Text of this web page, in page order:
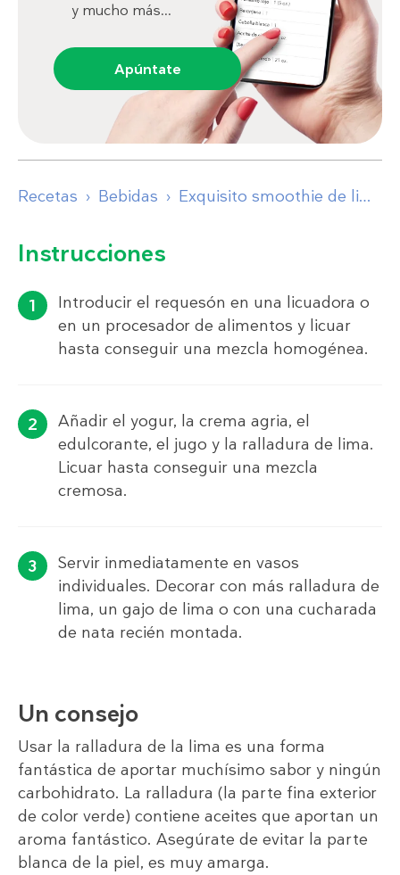
y mucho más...
Apúntate
Recetas Bebidas Exquisito smoothie de lima alto en proteínas
Instrucciones
Introducir el requesón en una licuadora o
en un procesador de alimentos y licuar
hasta conseguir una mezcla homogénea.
Añadir el yogur, la crema agria, el
edulcorante, el jugo y la ralladura de lima.
Licuar hasta conseguir una mezcla
cremosa.
Servir inmediatamente en vasos
individuales. Decorar con más ralladura de
lima, un gajo de lima o con una cucharada
de nata recién montada.
Un consejo
Usar la ralladura de la lima es una forma
fantástica de aportar muchísimo sabor y ningún
carbohidrato. La ralladura (la parte fina exterior
de color verde) contiene aceites que aportan un
aroma fantástico. Asegúrate de evitar la parte
blanca de la piel, es muy amarga.